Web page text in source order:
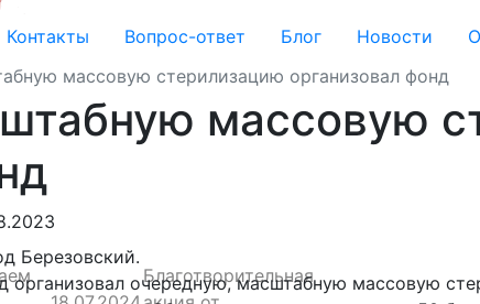
Контакты Вопрос-ответ Блог Новости
массовую стерилизацию организовал фонд
массовую
Благотворительная
Березовский.
организовал очередную, масштабную массовую